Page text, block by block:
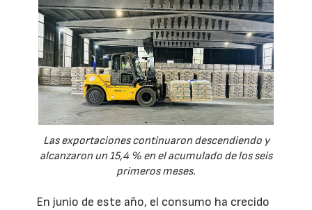
Las exportaciones continuaron descendiendo y
alcanzaron un 15,4 % en el acumulado de los seis
primeros meses.
En junio de este año, el consumo ha crecido